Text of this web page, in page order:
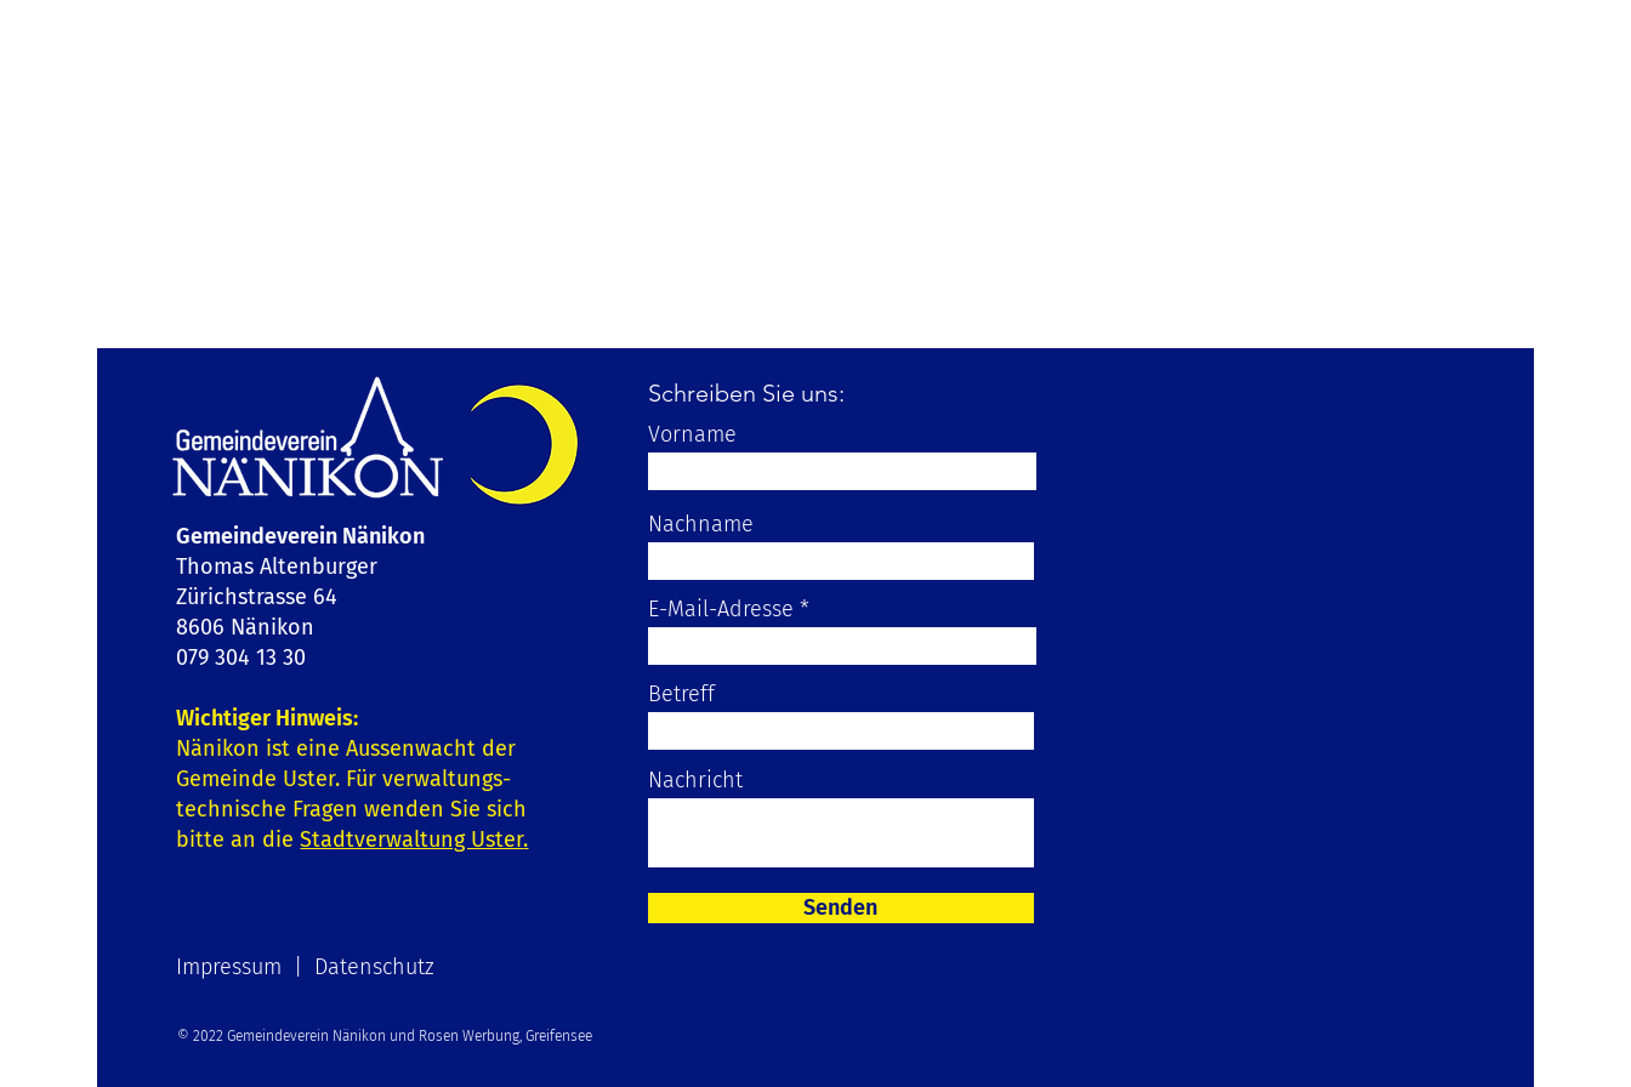
Gemeindeverein Nänikon
Thomas Altenburger
Zürichstrasse 64
8606 Nänikon
079 304 13 30
Wichtiger Hinweis:
Nänikon ist eine Aussenwacht der
Gemeinde Uster. Für verwaltungs-
technische Fragen wenden Sie sich
bitte an dieStadtverwaltung Uster.
Impressum | Datenschutz
© 2022 Gemeindeverein Nänikon und Rosen Werbung, Greifensee
Schreiben Sie uns:
Vorname
Nachname
E-Mail-Adresse
Betreff
Nachricht
Senden